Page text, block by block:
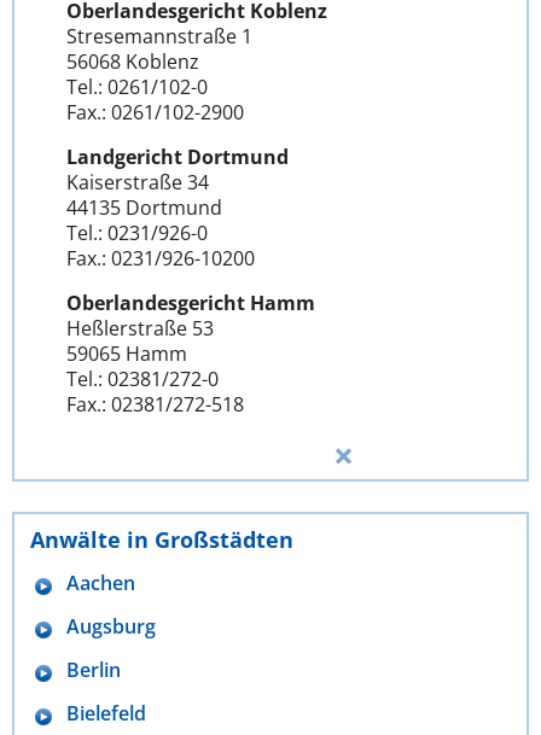
Oberlandesgericht Koblenz
Stresemannstraße 1
56068 Koblenz
Tel.: 0261/102-0
Fax.: 0261/102-2900
Landgericht Dortmund
Kaiserstraße 34
44135 Dortmund
Tel.: 0231/926-0
Fax.: 0231/926-10200
Oberlandesgericht Hamm
Heßlerstraße 53
59065 Hamm
Tel.: 02381/272-0
Fax.: 02381/272-518
Anwälte in Großstädten
Aachen
Augsburg
Berlin
Bielefeld